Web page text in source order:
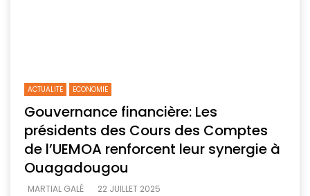
ACTUALITE ECONOMIE
Gouvernance financière: Les
présidents des Cours des Comptes
de l’UEMOA renforcent leur synergie à
Ouagadougou
MARTIAL GALÉ
22 JUILLET 2025